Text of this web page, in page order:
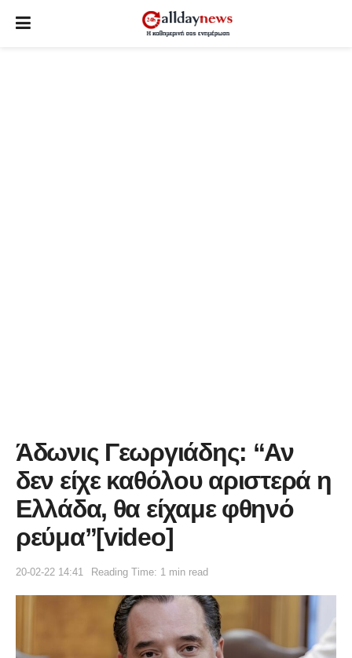
Άδωνις Γεωργιάδης: “Αν
δεν είχε καθόλου αριστερά η
Ελλάδα, θα είχαμε φθηνό
ρεύμα”[video]
20-02-22 14:41 Reading Time: 1 min read